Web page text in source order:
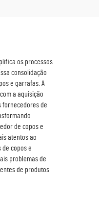
os processos
consolidação
e garrafas. A
a aquisição
fornecedores de
de copos e
atentos ao
copos e
problemas de
de produtos